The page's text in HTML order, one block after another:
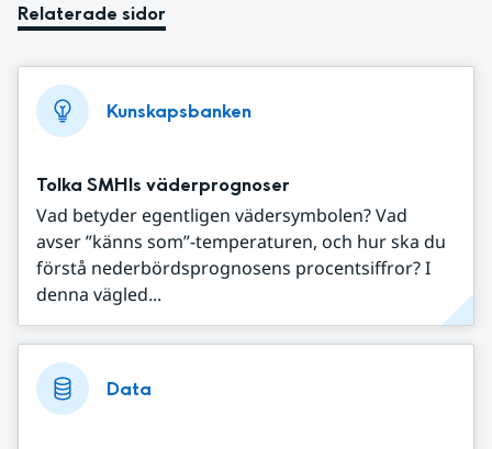
Relaterade sidor
Kunskapsbanken
Tolka SMHIs väderprognoser
Vad betyder egentligen vädersymbolen? Vad
avser ”känns som”-temperaturen, och hur ska du
förstå nederbördsprognosens procentsiffror? I
denna vägled...
Data